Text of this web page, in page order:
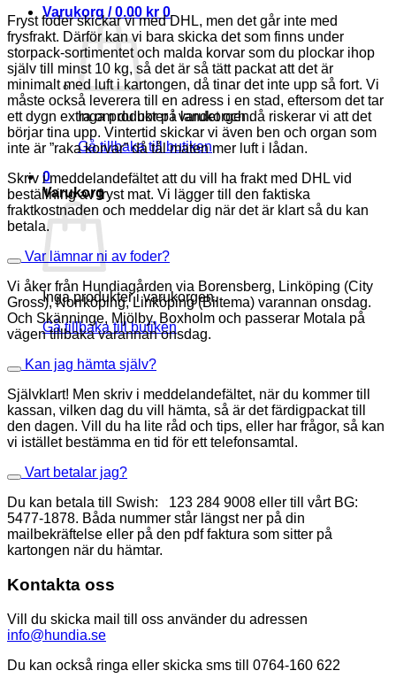
Varukorg /0.00 kr 0
Inga produkter i varukorgen.
Gå tillbaka till butiken
0
Varukorg
Inga produkter i varukorgen.
Gå tillbaka till butiken
Fryst foder skickar vi med DHL, men det går inte med
frysfrakt. Därför kan vi bara skicka det som finns under
storpack-sortimentet och malda korvar som du plockar ihop
själv till minst 10 kg, så det är så tätt packat att det är
minimalt med luft i kartongen, då tinar det inte upp så fort. Vi
måste också leverera till en adress i en stad, eftersom det tar
ett dygn extra om du bor på landet och då riskerar vi att det
börjar tina upp. Vintertid skickar vi även ben och organ som
inte är ”raka korvar” då tål maten mer luft i lådan.
Skriv i meddelandefältet att du vill ha frakt med DHL vid
beställning av fryst mat. Vi lägger till den faktiska
fraktkostnaden och meddelar dig när det är klart så du kan
betala.
Var lämnar ni av foder?
Vi åker från Hundiagården via Borensberg, Linköping (City
Gross), Norrköping, Linköping (Biltema) varannan onsdag.
Och Skänninge, Mjölby, Boxholm och passerar Motala på
vägen tillbaka varannan onsdag.
Kan jag hämta själv?
Självklart! Men skriv i meddelandefältet, när du kommer till
kassan, vilken dag du vill hämta, så är det färdigpackat till
den dagen. Vill du ha lite råd och tips, eller har frågor, så kan
vi istället bestämma en tid för ett telefonsamtal.
Vart betalar jag?
Du kan betala till Swish: 123 284 9008 eller till vårt BG:
5477-1878. Båda nummer står längst ner på din
mailbekräftelse eller på den pdf faktura som sitter på
kartongen när du hämtar.
Kontakta oss
Vill du skicka mail till oss använder du adressen
info@hundia.se
Du kan också ringa eller skicka sms till 0764-160 622